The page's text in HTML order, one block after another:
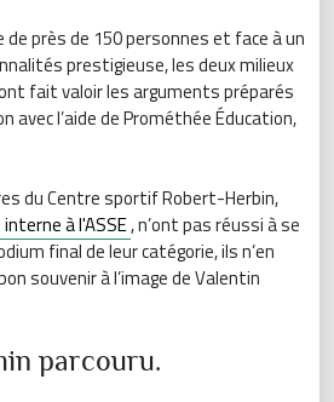
près de 150 personnes et face à un
prestigieuse, les deux milieux
fait valoir les arguments préparés
avec l’aide de Prométhée Éducation,
du Centre sportif Robert-Herbin,
à l'ASSE, n’ont pas réussi à se
final de leur catégorie, ils n’en
souvenir à l’image de Valentin
parcouru.